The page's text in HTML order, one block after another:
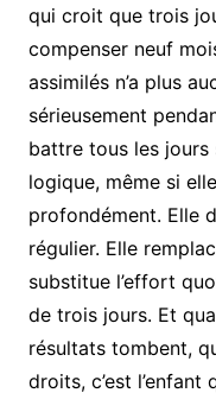
qui croit que trois
compenser neuf
assimilés n’a plus
sérieusement
battre tous les
logique, même si
profondément. Elle
régulier. Elle
substitue l’effort
de trois jours. Et
résultats tombent,
droits, c’est l’enfant